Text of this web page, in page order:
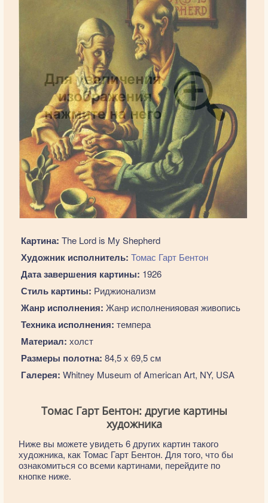
Картина: The Lord is My Shepherd
Художник исполнитель: Томас Гарт Бентон
Дата завершения картины: 1926
Стиль картины: Риджионализм
Жанр исполнения: Жанр исполненияовая живопись
Техника исполнения: темпера
Материал: холст
Размеры полотна: 84,5 x 69,5 см
Галерея: Whitney Museum of American Art, NY, USA
Томас Гарт Бентон: другие картины
художника
Ниже вы можете увидеть 6 других картин такого
художника, как Томас Гарт Бентон. Для того, что бы
ознакомиться со всеми картинами, перейдите по
кнопке ниже.